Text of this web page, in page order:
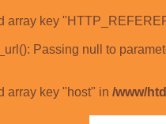
array key
Passing null to
array key "host" in /www/